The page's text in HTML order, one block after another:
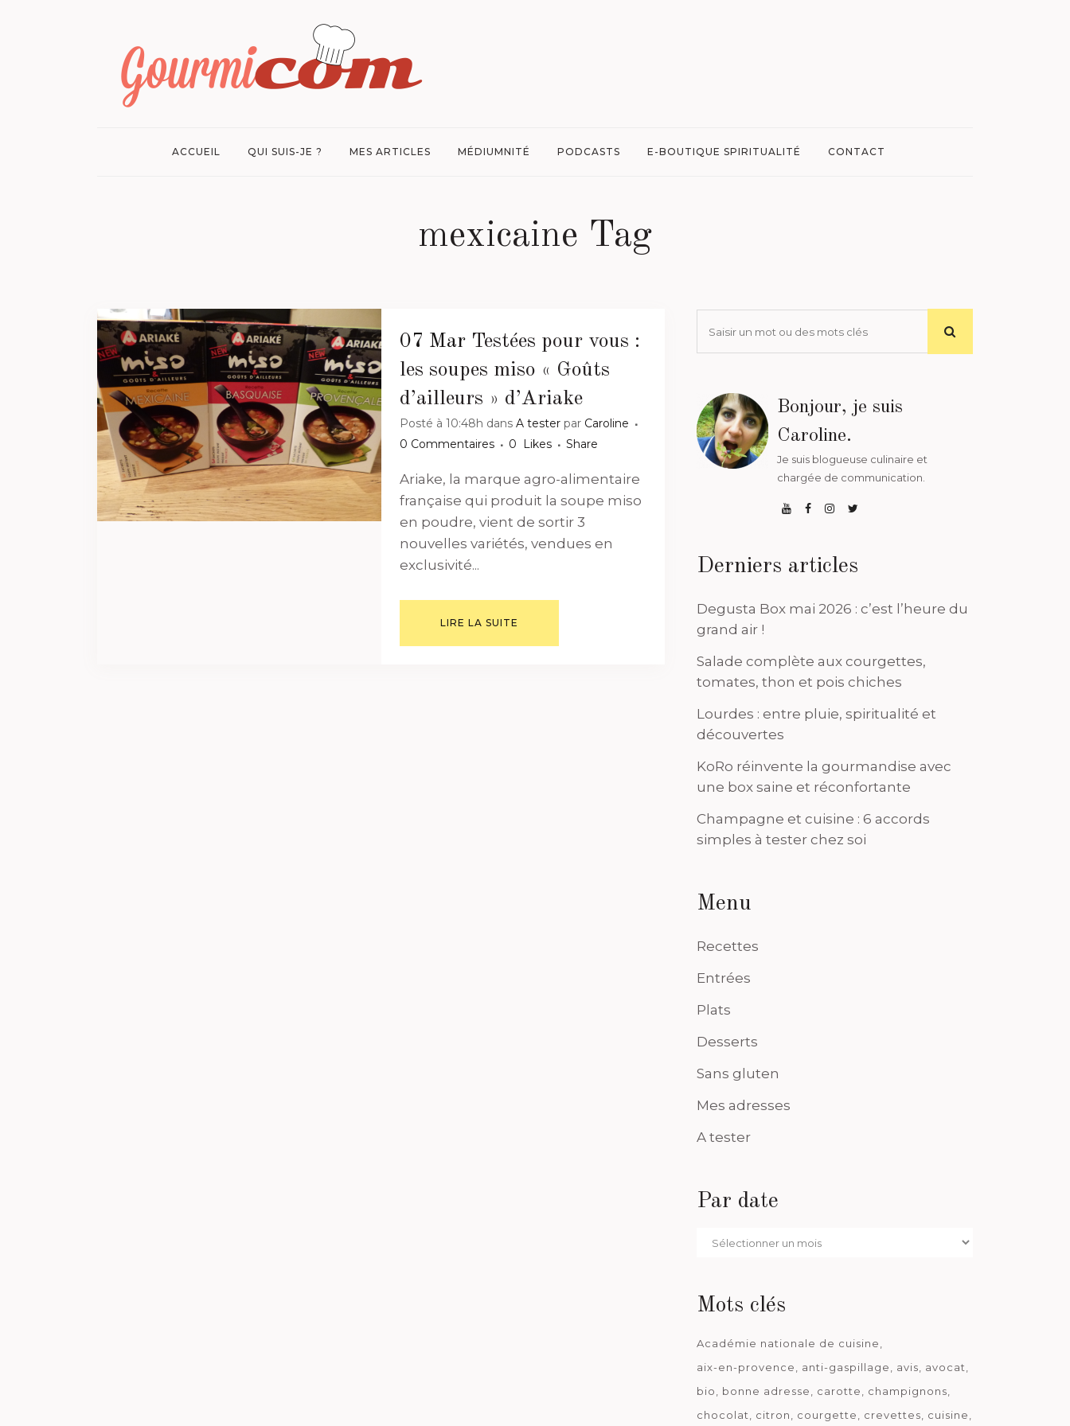
ACCUEIL QUI SUIS-JE ? MES ARTICLES MÉDIUMNITÉ PODCASTS E-BOUTIQUE SPIRITUALITÉ CONTACT
mexicaine Tag
07 Mar Testées pour vous :
les soupes miso « Goûts
d’ailleurs » d’Ariake
Posté à 10:48h dans A tester par Caroline
0 Commentaires
0 Likes Share
Ariake, la marque agro-alimentaire
française qui produit la soupe miso
en poudre, vient de sortir 3
nouvelles variétés, vendues en
exclusivité...
LIRE LA SUITE
Bonjour, je suis
Caroline.
Je suis blogueuse culinaire et
chargée de communication.
Derniers articles
Degusta Box mai 2026 : c’est l’heure du
grand air !
Salade complète aux courgettes,
tomates, thon et pois chiches
Lourdes : entre pluie, spiritualité et
découvertes
KoRo réinvente la gourmandise avec
une box saine et réconfortante
Champagne et cuisine : 6 accords
simples à tester chez soi
Menu
Recettes
Entrées
Plats
Desserts
Sans gluten
Mes adresses
A tester
Par date
Par
Mots clés
Académie nationale de cuisine
aix-en-provence
anti-gaspillage avis
avocat
bio
bonne adresse carotte
champignons
chocolat
citron courgette crevettes
cuisine